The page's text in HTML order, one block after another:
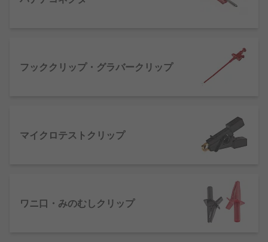
フッククリップ・グラバークリップ
マイクロテストクリップ
ワニ口・みのむしクリップ